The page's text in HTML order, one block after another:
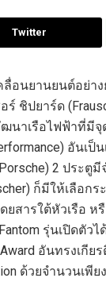
Twitter
ลื่อนยานยนต์อย่า
ร์ ชิปยาร์ด (
นาเรือไฟฟ้าที่มีจุ
) อันเป็
Porsche) 2 ประตูมี
) ก็มีให้เลือกร
ยสารใต้หัวเรือ ห
รุ่นเปิดตัวไ
อันทรงเกียร
ด้วยจำนวนเพียง